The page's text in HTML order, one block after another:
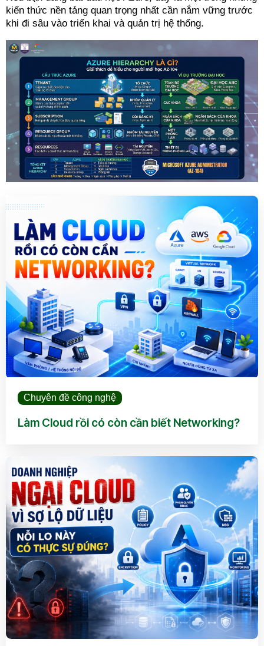
kiến thức nền tảng quan trọng nhất cần nắm vững trước
khi đi sâu vào triển khai và quản trị hệ thống.
Chuyên đề công nghệ
Làm Cloud rồi có còn cần biết Networking?